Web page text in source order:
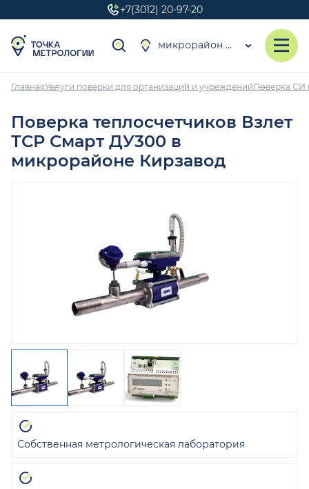
+7(3012) 20-97-20
микрорайон Кирзавод
ГлавнаяУслуги поверки для организаций и учрежденийПоверка СИ
Поверка теплосчетчиков Взлет
ТСР Смарт ДУ300 в
микрорайоне Кирзавод
Собственная метрологическая лаборатория